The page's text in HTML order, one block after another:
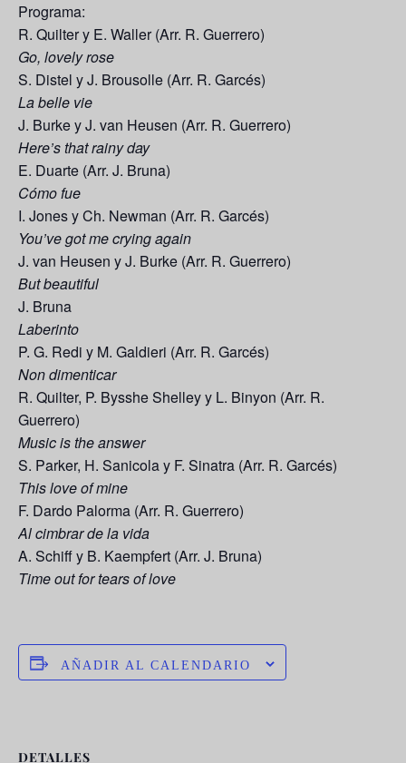
Programa:
R. Quilter y E. Waller (Arr. R. Guerrero)
Go, lovely rose
S. Distel y J. Brousolle (Arr. R. Garcés)
La belle vie
J. Burke y J. van Heusen (Arr. R. Guerrero)
Here’s that rainy day
E. Duarte (Arr. J. Bruna)
Cómo fue
I. Jones y Ch. Newman (Arr. R. Garcés)
You’ve got me crying again
J. van Heusen y J. Burke (Arr. R. Guerrero)
But beautiful
J. Bruna
Laberinto
P. G. Redi y M. Galdieri (Arr. R. Garcés)
Non dimenticar
R. Quilter, P. Bysshe Shelley y L. Binyon (Arr. R.
Guerrero)
Music is the answer
S. Parker, H. Sanicola y F. Sinatra (Arr. R. Garcés)
This love of mine
F. Dardo Palorma (Arr. R. Guerrero)
Al cimbrar de la vida
A. Schiff y B. Kaempfert (Arr. J. Bruna)
Time out for tears of love
AÑADIR AL CALENDARIO
DETALLES